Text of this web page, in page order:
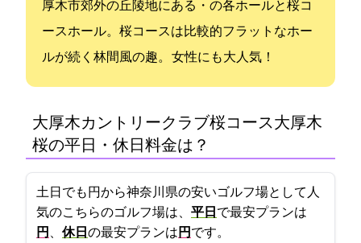
厚木市郊外の丘陵地にあるOUT・INの各9ホールと桜コ
ース18ホール。桜コースは比較的フラットなホー
ルが続く林間風の趣。 女性にも大人気！
大厚木カントリークラブ桜コース(大厚木CC
桜C)の平日・休日料金は？
土日でも4655円から!神奈川県の安いゴルフ場として人
気のこちらのゴルフ場は、 平日 で最安プランは
円 、 休日 の最安プランは 6450円 です。